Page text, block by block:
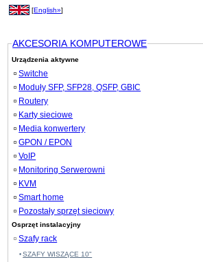
[English»]
AKCESORIA KOMPUTEROWE
Urządzenia aktywne
Switche
Moduły SFP, SFP28, QSFP, GBIC
Routery
Karty sieciowe
Media konwertery
GPON / EPON
VoIP
Monitoring Serwerowni
KVM
Smart home
Pozostały sprzęt sieciowy
Osprzęt instalacyjny
Szafy rack
SZAFY WISZĄCE 10"